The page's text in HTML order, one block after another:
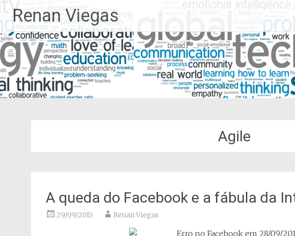
para
o
conteúdo
Renan Viegas
Agile
A queda do Facebook e a fábula da
29/09/2015 Renan Viegas